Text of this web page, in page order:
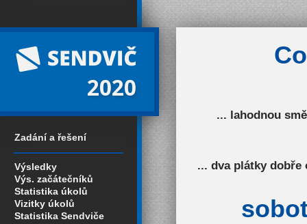
2020
Zadání a řešení
Výsledky
Výs. začátečníků
Statistika úkolů
Vizitky úkolů
Statistika Sendviče
... lahodnou
... dva plátky dobře